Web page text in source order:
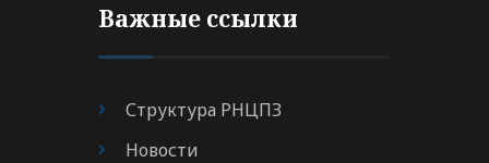
Важные ссылки
Структура РНЦПЗ
Новости